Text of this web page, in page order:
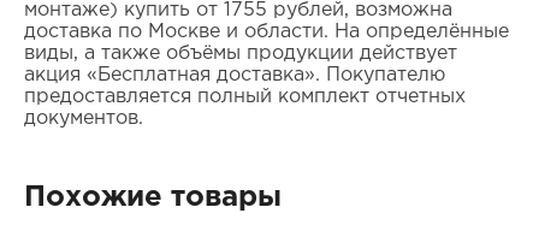
монтаже) купить от 1755 рублей, возможна
доставка по Москве и области. На определённые
виды, а также объёмы продукции действует
акция «Бесплатная доставка». Покупателю
предоставляется полный комплект отчетных
документов.
Похожие товары